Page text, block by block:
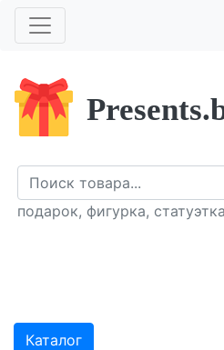
подарок, фигурка,
Каталог